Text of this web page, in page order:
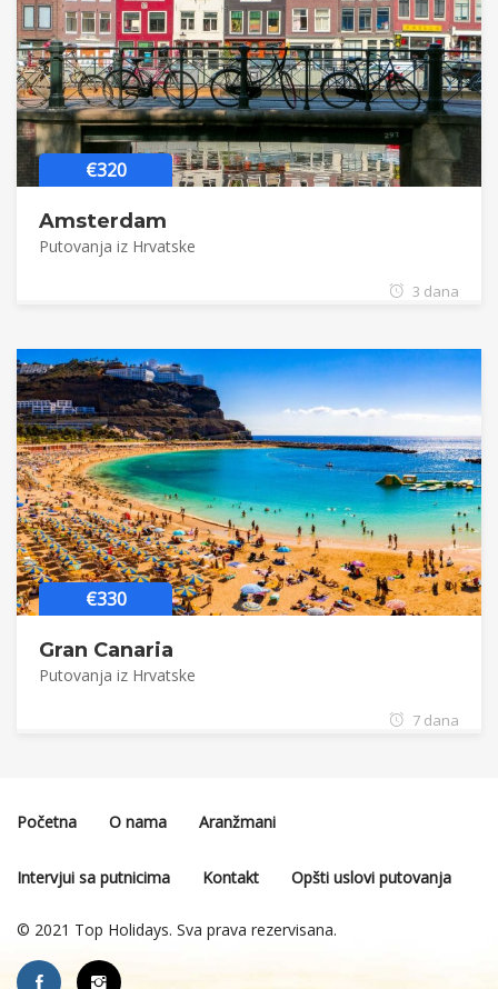
€320
Amsterdam
Putovanja iz Hrvatske
3 dana
€330
Gran Canaria
Putovanja iz Hrvatske
7 dana
Početna O nama Aranžmani
Intervjui sa putnicima Kontakt Opšti uslovi putovanja
© 2021 Top Holidays. Sva prava rezervisana.